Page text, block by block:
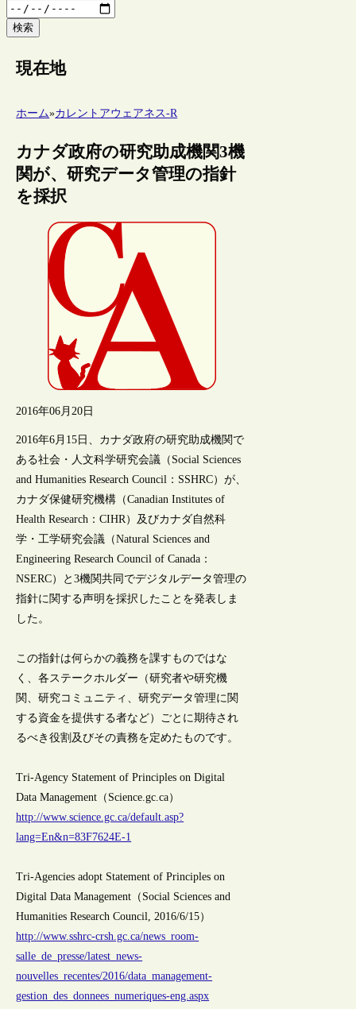
検索
現在地
ホーム»カレントアウェアネス-R
カナダ政府の研究助成機関3機
関が、研究データ管理の指針
を採択
2016年06月20日
2016年6月15日、カナダ政府の研究助成機関で
ある社会・人文科学研究会議（Social Sciences
and Humanities Research Council：SSHRC）が、
カナダ保健研究機構（Canadian Institutes of
Health Research：CIHR）及びカナダ自然科
学・工学研究会議（Natural Sciences and
Engineering Research Council of Canada：
NSERC）と3機関共同でデジタルデータ管理の
指針に関する声明を採択したことを発表しま
した。
この指針は何らかの義務を課すものではな
く、各ステークホルダー（研究者や研究機
関、研究コミュニティ、研究データ管理に関
する資金を提供する者など）ごとに期待され
るべき役割及びその責務を定めたものです。
Tri-Agency Statement of Principles on Digital
Data Management（Science.gc.ca）
http://www.science.gc.ca/default.asp?
lang=En&n=83F7624E-1
Tri-Agencies adopt Statement of Principles on
Digital Data Management（Social Sciences and
Humanities Research Council, 2016/6/15）
http://www.sshrc-crsh.gc.ca/news_room-
salle_de_presse/latest_news-
nouvelles_recentes/2016/data_management-
gestion_des_donnees_numeriques-eng.aspx